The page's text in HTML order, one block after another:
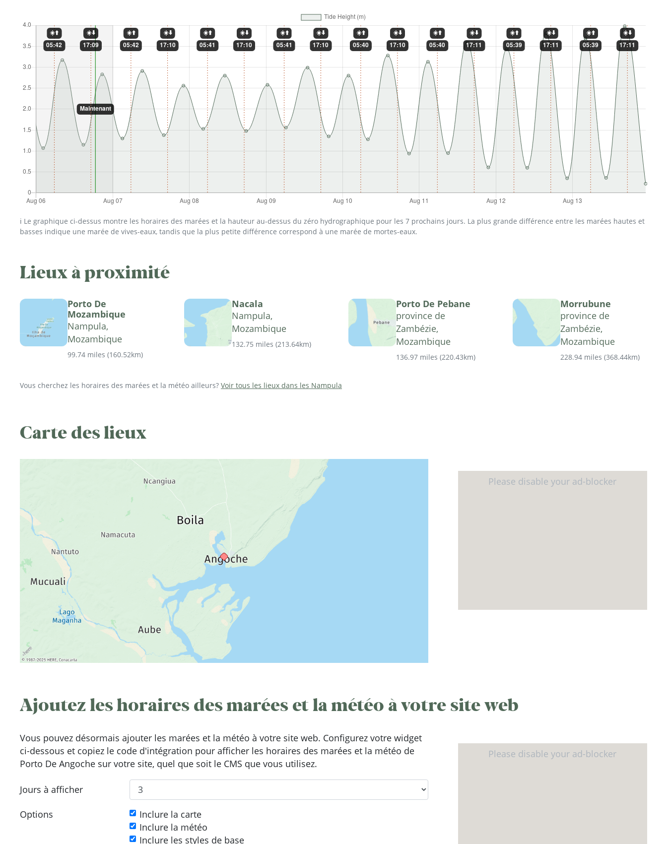
ℹ️ Le graphique ci-dessus montre les horaires des marées et la hauteur au-dessus du zéro hydrographique pour les 7 prochains jours. La plus grande différence entre les marées hautes et
basses indique une marée de vives-eaux, tandis que la plus petite différence correspond à une marée de mortes-eaux.
Lieux à proximité
Porto De
Mozambique
Nampula,
Mozambique
99.74 miles (160.52km)
Nacala
Nampula,
Mozambique
132.75 miles (213.64km)
Porto De Pebane
province de
Zambézie,
Mozambique
136.97 miles (220.43km)
Morrubune
province de
Zambézie,
Mozambique
228.94 miles (368.44km)
Vous cherchez les horaires des marées et la météo ailleurs? Voir tous les lieux dans les Nampula
Carte des lieux
Ajoutez les horaires des marées et la météo à votre site web
Vous pouvez désormais ajouter les marées et la météo à votre site web. Configurez votre widget
ci-dessous et copiez le code d'intégration pour afficher les horaires des marées et la météo de
Porto De Angoche sur votre site, quel que soit le CMS que vous utilisez.
Jours à afficher
Options
Inclure la carte
Inclure la météo
Inclure les styles de base